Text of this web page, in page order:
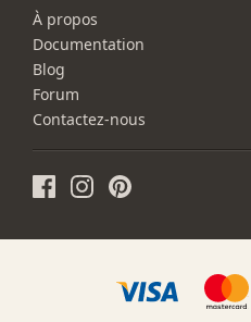
À propos
Documentation
Blog
Forum
Contactez-nous